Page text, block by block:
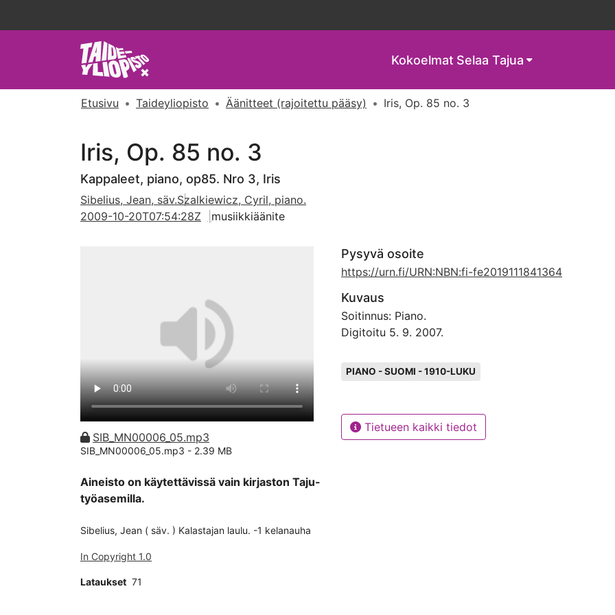
Kokoelmat Selaa Tajua
Etusivu Taideyliopisto Äänitteet (rajoitettu pääsy) Iris, Op. 85 no. 3
Iris, Op. 85 no. 3
Kappaleet, piano, op85. Nro 3, Iris
Sibelius, Jean, säv.Szalkiewicz, Cyril, piano.
2009-10-20T07:54:28Z
musiikkiäänite
SIB_MN00006_05.mp3
SIB_MN00006_05.mp3 - 2.39 MB
Aineisto on käytettävissä vain kirjaston Taju-
työasemilla.
Sibelius, Jean ( säv. ) Kalastajan laulu. -1 kelanauha
In Copyright 1.0
Lataukset 71
Pysyvä osoite
https://urn.fi/URN:NBN:fi-fe2019111841364
Kuvaus
Soitinnus: Piano.
Digitoitu 5. 9. 2007.
PIANO - SUOMI - 1910-LUKU
Tietueen kaikki tiedot